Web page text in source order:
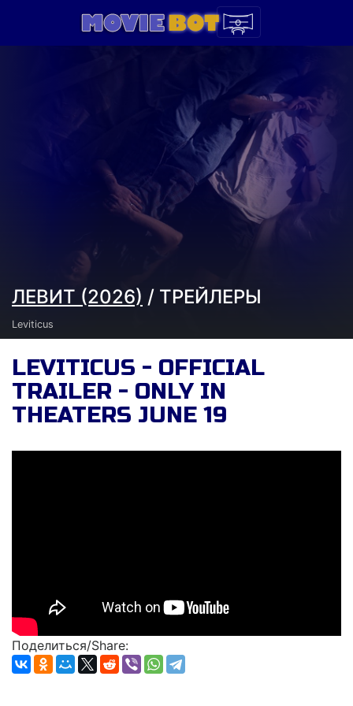
ЛЕВИТ (2026) / ТРЕЙЛЕРЫ
Leviticus
LEVITICUS - OFFICIAL
TRAILER - ONLY IN
THEATERS JUNE 19
Поделиться/Share: